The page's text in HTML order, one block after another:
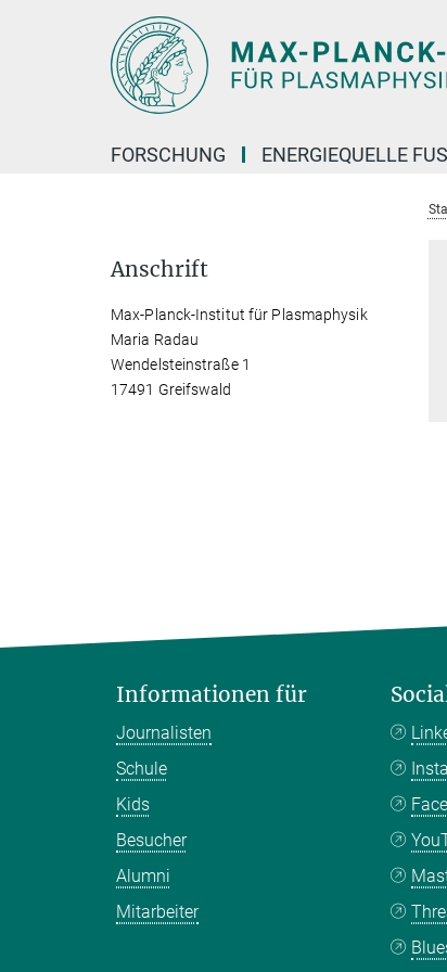
FORSCHUNG ENERGIEQUELLE
Anschrift
Max-Planck-Institut für Plasmaphysik
Maria Radau
Wendelsteinstraße 1
17491 Greifswald
Informationen für
Journalisten
Schule
Kids
Besucher
Alumni
Mitarbeiter